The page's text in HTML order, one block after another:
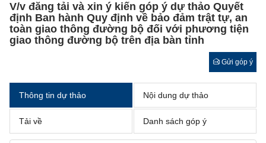
V/v đăng tải và xin ý kiến góp ý dự thảo Quyết
định Ban hành Quy định về bảo đảm trật tự, an
toàn giao thông đường bộ đối với phương tiện
giao thông đường bộ trên địa bàn tỉnh
Thông tin dự thảo Nội dung dự thảo
Tải về Danh sách góp ý
Gửi góp ý